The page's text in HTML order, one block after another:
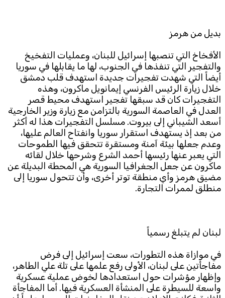
بديل من هرمز
الأفخاخ التي تنصبها إسرائيل للبنان، وعمليات التفخيخ
والتفجير التي تنفذها في الجنوب، لها ما يقابلها في سوريا
أيضاً التي شهدت تفجيرات جديدة استهدف قلب دمشق
خلال زيارة الرئيس الفرنسي إيمانويل ماكرون، وهذه
التفجيرات كان قد سبقها تفجير استهدف محيط قصر
العدل في العاصمة السورية بالتزامن مع زيارة وزير الخارجية
أسعد الشيباني إلى بيروت. مسلسل التفجيرات هذا له أكثر
من بعد إذ يستهدف استقرار سوريا وانفتاح العالم عليها،
وعدم جعلها بيئة آمنة ومستقرة تتحقق فيها الطموحات
التي يعبر عنها رئيسها أحمد الشرع وشرحها خلال لقائه
ماكرون عن جعل الجغرافيا السورية هي المحطة البديلة عن
مضيق هرمز وأي منطقة توتر أخرى، وأن تتحول سوريا إلى
منطلق لممرات التجارة.
لبنان لم يتبلغ رسمياً
في موازاة هذه التطورات، سعت إسرائيل إلى فرض
مفاجأتين على لبنان، الأولى رفع علمها على تلة علي الطاهر،
وإظهار مؤشرات حول استعدادها لخوض عملية عسكرية
واسعة للسيطرة على المنشأة العسكرية فيها. أما المفاجأة